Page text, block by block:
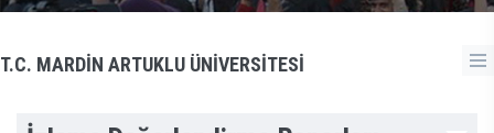
T.C. MARDİN ARTUKLU ÜNİVERSİTESİ